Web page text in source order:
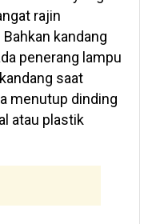
rajin
kandang
penerang lampu
saat
menutup dinding
atau plastik